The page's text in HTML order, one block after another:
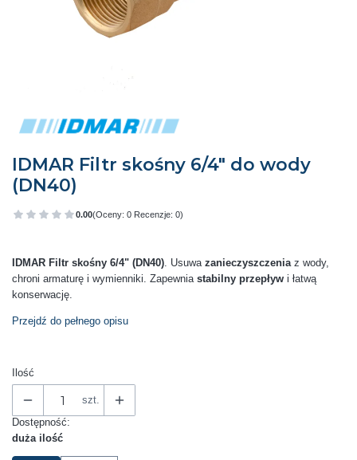
IDMAR Filtr skośny 6/4" do wody
(DN40)
0.00(Oceny: 0 Recenzje: 0)
Przejdź do sekcji Opinie
IDMAR Filtr skośny 6/4" (DN40). Usuwa zanieczyszczeniaz wody,
chroni armaturę i wymienniki. Zapewnia stabilny przepływ i łatwą
konserwację.
Przejdź do pełnego opisu
Ilość
szt.
Dostępność:
duża ilość